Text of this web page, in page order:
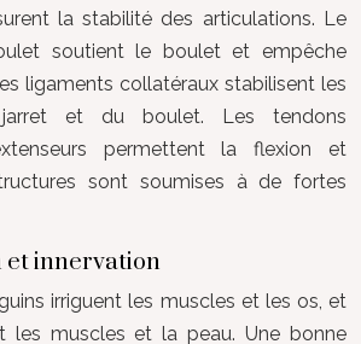
la stabilité des articulations. Le
soutient le boulet et empêche
ligaments collatéraux stabilisent les
et du boulet. Les tendons
permettent la flexion et
sont soumises à de fortes
et innervation
irriguent les muscles et les os, et
les muscles et la peau. Une bonne